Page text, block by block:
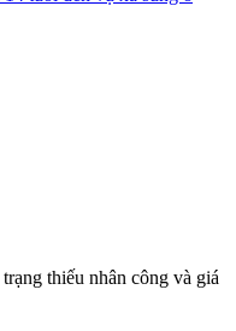
thiếu nhân công và giá